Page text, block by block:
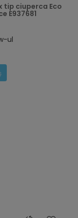
tip ciuperca Eco
E937681
ul